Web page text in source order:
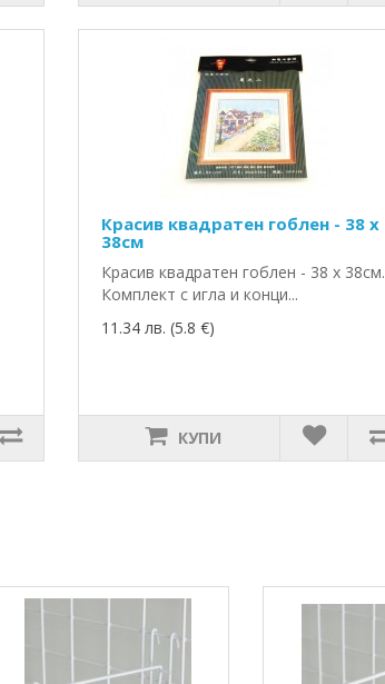
Красив квадратен гоблен - 38 х
38см
Красив квадратен гоблен - 38 х 38см.
Комплект с игла и конци...
11.34 лв. (5.8 €)
КУПИ